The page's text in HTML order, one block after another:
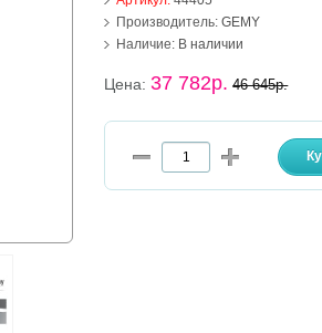
Производитель: GEMY
Наличие: В наличии
Цена:37 782р. 46 645р.